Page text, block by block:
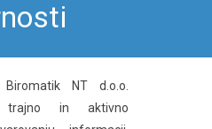
NT d.o.o.
trajno in aktivno